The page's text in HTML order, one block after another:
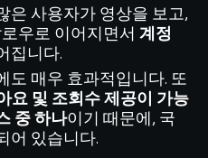
은 사용자가 영상을 보고,
우로 이어지면서 계정
집니다.
도 매우 효과적입니다. 또
요 및 조회수 제공이 가능
중 하나이기 때문에, 국
어 있습니다.